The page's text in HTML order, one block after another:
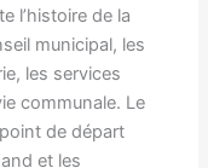
l’histoire de la
municipal, les
les services
communale. Le
de départ
et les